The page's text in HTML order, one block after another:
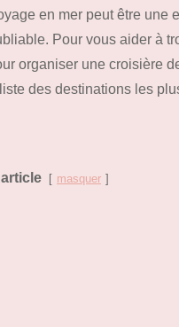
en mer peut être une
Pour vous aider à
organiser une croisière
des destinations les
masquer